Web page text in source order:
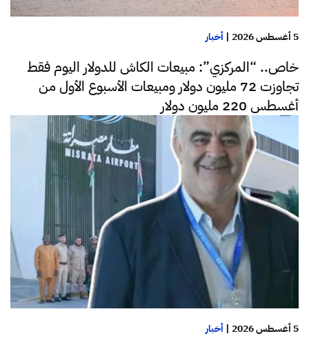
5 أغسطس 2026 | أخبار
خاص.. “المركزي”: مبيعات الكاش للدولار اليوم فقط
تجاوزت 72 مليون دولار ومبيعات الأسبوع الأول من
أغسطس 220 مليون دولار
5 أغسطس 2026 | أخبار